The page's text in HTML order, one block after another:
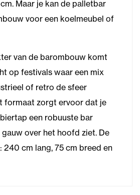
Maar je kan de palletbar
voor een koelmeubel of
van de barombouw komt
op festivals waar een mix
of retro de sfeer
formaat zorgt ervoor dat je
een robuuste bar
over het hoofd ziet. De
240 cm lang, 75 cm breed en